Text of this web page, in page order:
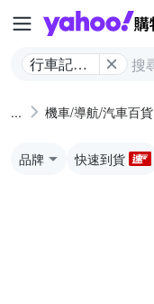
行車記錄
機車/導航/汽車百貨
品牌 快速到貨